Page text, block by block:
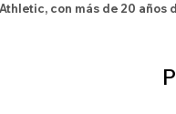
con más de 20 años